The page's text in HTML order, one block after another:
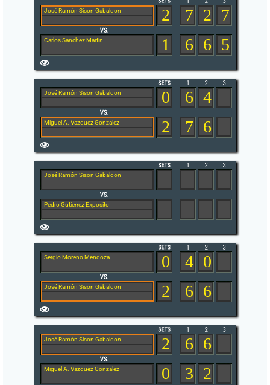
José Ramón Sison Gabaldon
Carlos Sanchez Martin
2
1
7 2 7
6 6 5
José Ramón Sison Gabaldon
Miguel A. Vazquez Gonzalez
0
2
6 4
7 6
José Ramón Sison Gabaldon
Pedro Gutierrez Exposito
Sergio Moreno Mendoza
José Ramón Sison Gabaldon
0
2
4 0
6 6
José Ramón Sison Gabaldon
Miguel A. Vazquez Gonzalez
2
0
6 6
3 2